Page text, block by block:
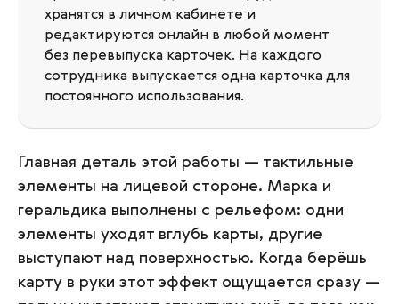
хранятся в личном кабинете и
редактируются онлайн в любой момент
без перевыпуска карточек. На каждого
сотрудника выпускается одна карточка для
постоянного использования.
Главная деталь этой работы — тактильные
элементы на лицевой стороне. Марка и
геральдика выполнены с рельефом: одни
элементы уходят вглубь карты, другие
выступают над поверхностью. Когда берёшь
карту в руки этот эффект ощущается сразу —